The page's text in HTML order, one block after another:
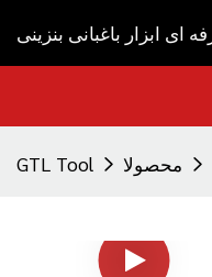
GTL Tool محصولا